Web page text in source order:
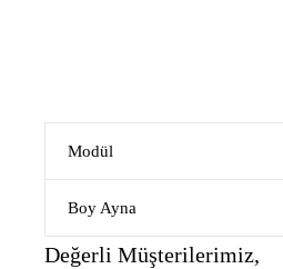
Modül
Boy Ayna
Değerli Müşterilerimiz,